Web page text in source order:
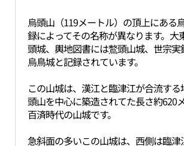
烏頭山（119メートル）の頂上にある
録によってその名称が異なります。大
頭城、輿地図書には鷘頭山城、世宗
烏鳥城と記録されています。
この山城は、漢江と臨津江が合流す
頭山を中心に築造されてた長さ約620
百済時代の山城です。
急斜面の多いこの山城は、西側は臨